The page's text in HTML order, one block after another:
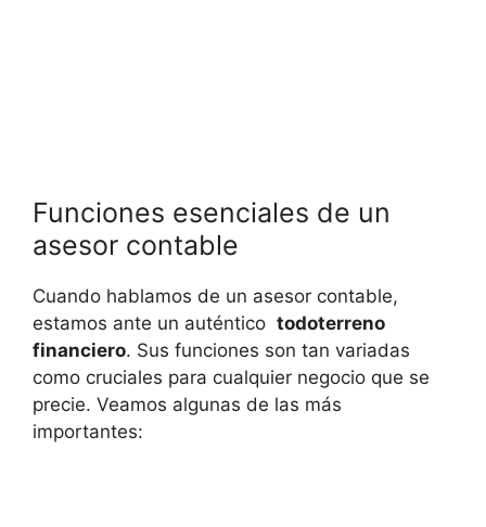
Funciones esenciales de un
asesor⁣ contable
Cuando ​hablamos de⁤ un ‍asesor ⁣contable,
⁢estamos ante un auténtico ⁣ todoterreno
financiero. Sus funciones son tan ​variadas
como cruciales ​para ‍cualquier negocio que ⁢se
precie. ⁣Veamos algunas de las más
importantes: